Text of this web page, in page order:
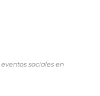
sociales en